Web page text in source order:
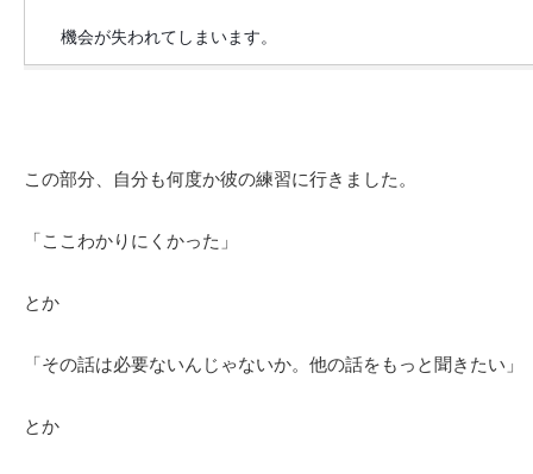
機会が失われてしまいます。
この部分、自分も何度か彼の練習に行きました。
「ここわかりにくかった」
とか
「その話は必要ないんじゃないか。他の話をもっと聞きたい」
とか